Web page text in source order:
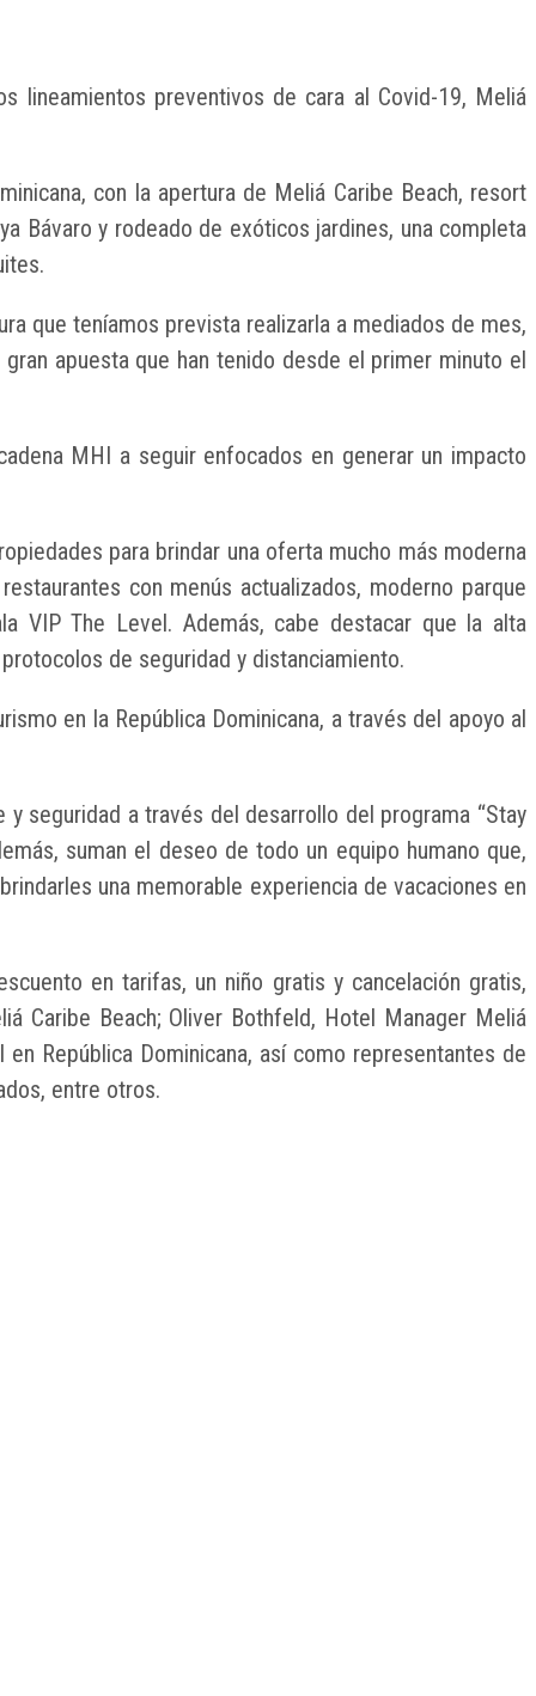
lineamientos preventivos de cara al Covid-19, Meliá
con la apertura de Meliá Caribe Beach, resort
Bávaro y rodeado de exóticos jardines, una completa
que teníamos prevista realizarla a mediados de mes,
apuesta que han tenido desde el primer minuto el
MHI a seguir enfocados en generar un impacto
para brindar una oferta mucho más moderna
con menús actualizados, moderno parque
VIP The Level. Además, cabe destacar que la alta
de seguridad y distanciamiento.
en la República Dominicana, a través del apoyo al
seguridad a través del desarrollo del programa “Stay
suman el deseo de todo un equipo humano que,
una memorable experiencia de vacaciones en
en tarifas, un niño gratis y cancelación gratis,
Caribe Beach; Oliver Bothfeld, Hotel Manager Meliá
República Dominicana, así como representantes de
entre otros.